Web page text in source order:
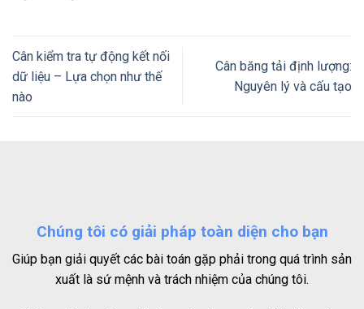
Cân kiểm tra tự động kết nối
dữ liệu – Lựa chọn như thế
nào
Cân băng tải định lượng:
Nguyên lý và cấu tạo
Chúng tôi có giải pháp toàn diện cho bạn
Giúp bạn giải quyết các bài toán gặp phải trong quá trình sản
xuất là sứ mệnh và trách nhiệm của chúng tôi.